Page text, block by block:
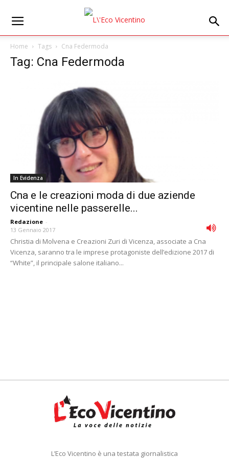
Home Tags Cna Federmoda
Tag: Cna Federmoda
In Evidenza
Cna e le creazioni moda di due aziende
vicentine nelle passerelle...
Redazione -
13 Gennaio 2017
Christia di Molvena e Creazioni Zuri di Vicenza, associate a Cna
Vicenza, saranno tra le imprese protagoniste dell’edizione 2017 di
“White”, il principale salone italiano...
L’Eco Vicentino è una testata giornalistica